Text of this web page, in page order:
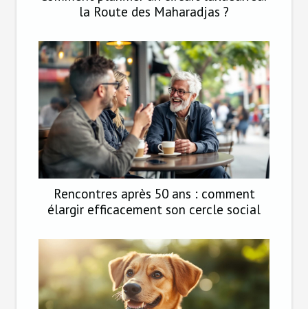
la Route des Maharadjas ?
Rencontres après 50 ans : comment
élargir efficacement son cercle social